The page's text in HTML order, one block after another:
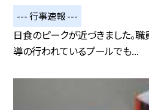
--- 行事速報 ---
日食のピークが近づきました。
導の行われているプールでも...